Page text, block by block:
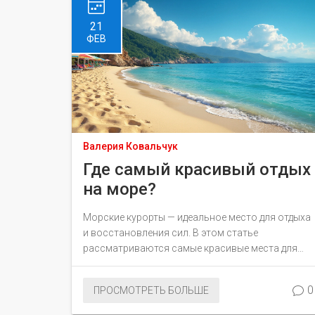
Рассматриваются советы и личные
впечатления, которые помогут в планировании
будущего отпуска.
21
ФЕВ
Валерия Ковальчук
Где самый красивый отдых
на море?
Морские курорты — идеальное место для отдыха
и восстановления сил. В этом статье
рассматриваются самые красивые места для
отдыха у моря. Какие страны предлагают лучшие
кристально чистая вода, лазурные горизонты и
ПРОСМОТРЕТЬ БОЛЬШЕ 0